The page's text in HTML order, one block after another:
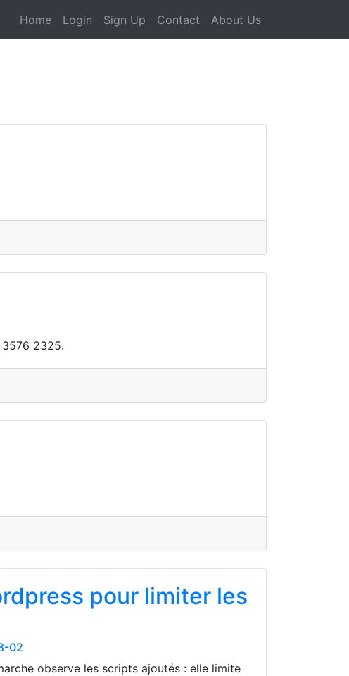
Home Login Sign Up Contact About Us
2325.
pour limiter les
02
observe les scripts ajoutés : elle limite